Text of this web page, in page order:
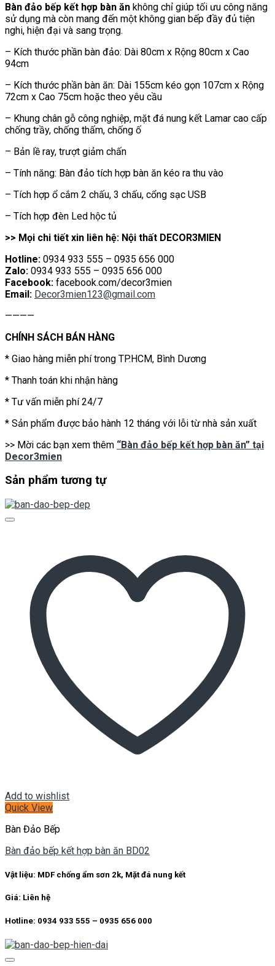
Bàn đảo bếp kết hợp bàn ăn không chỉ giúp tối ưu công năng
sử dụng mà còn mang đến một không gian bếp đầy đủ tiện
nghi, hiện đại và sang trọng.
– Kích thước phần bàn đảo: Dài 80cm x Rộng 80cm x Cao
94cm
– Kích thước phần bàn ăn: Dài 155cm kéo gọn 107cm x Rộng
72cm x Cao 75cm hoặc theo yêu cầu
– Khung chân gỗ công nghiệp, mặt đá nung kết Lamar cao cấp
chống trầy, chống thấm, chống ố
– Bản lề ray, trượt giảm chấn
– Tính năng: Bàn đảo tích hợp bàn ăn kéo ra thu vào
– Tích hợp ổ cắm 2 chấu, 3 chấu, cổng sạc USB
– Tích hợp đèn Led hộc tủ
>> Mọi chi tiết xin liên hệ: Nội thất DECOR3MIEN
Hotline: 0934 933 555 – 0935 656 000
Zalo: 0934 933 555 – 0935 656 000
Facebook: facebook.com/decor3mien
Email: Decor3mien123@gmail.com
————
CHÍNH SÁCH BÁN HÀNG
* Giao hàng miễn phí trong TP.HCM, Bình Dương
* Thanh toán khi nhận hàng
* Tư vấn miễn phí 24/7
* Sản phẩm được bảo hành 12 tháng với lỗi từ nhà sản xuất
>> Mời các bạn xem thêm “Bàn đảo bếp kết hợp bàn ăn” tại
Decor3mien
Sản phẩm tương tự
Add to wishlist
Quick View
Bàn Đảo Bếp
Bàn đảo bếp kết hợp bàn ăn BD02
Vật liệu: MDF chống ẩm sơn 2k, Mặt đá nung kết
Giá: Liên hệ
Hotline: 0934 933 555 – 0935 656 000